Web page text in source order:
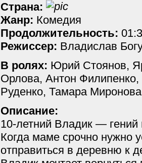
Страна:
Жанр: Комедия
Продолжительность:
Режиссер: Владислав
В ролях: Юрий Стоянов,
Орлова, Антон
Руденко, Тамара
Описание:
10-летний Владик — гений
Когда маме срочно нужно
отправиться в деревню к